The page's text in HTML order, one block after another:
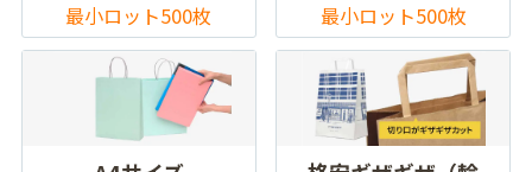
最小ロット500枚 最小ロット500枚